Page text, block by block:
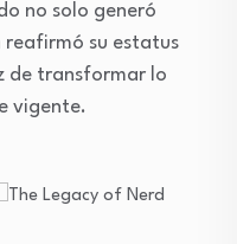
no solo generó
reafirmó su estatus
de transformar lo
vigente.